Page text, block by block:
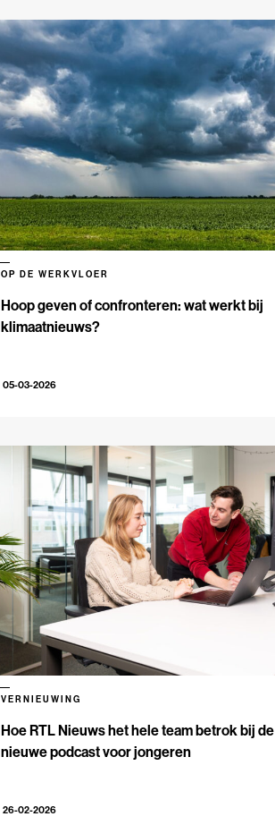
Hoop geven of confronteren: wat werkt bij
klimaatnieuws?
OP DE WERKVLOER
05-03-2026
Hoe RTL Nieuws het hele team betrok bij de
nieuwe podcast voor jongeren
VERNIEUWING
26-02-2026